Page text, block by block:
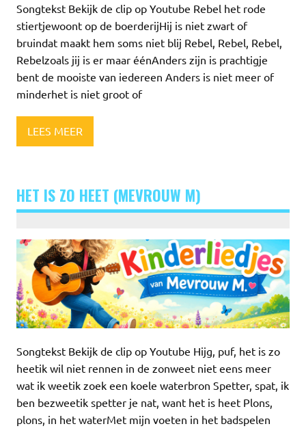
Songtekst Bekijk de clip op Youtube Rebel het rode
stiertjewoont op de boerderijHij is niet zwart of
bruindat maakt hem soms niet blij Rebel, Rebel, Rebel,
Rebelzoals jij is er maar éénAnders zijn is prachtigje
bent de mooiste van iedereen Anders is niet meer of
minderhet is niet groot of
LEES MEER
HET IS ZO HEET (MEVROUW M)
Songtekst Bekijk de clip op Youtube Hijg, puf, het is zo
heetik wil niet rennen in de zonweet niet eens meer
wat ik weetik zoek een koele waterbron Spetter, spat, ik
ben bezweetik spetter je nat, want het is heet Plons,
plons, in het waterMet mijn voeten in het badspelen